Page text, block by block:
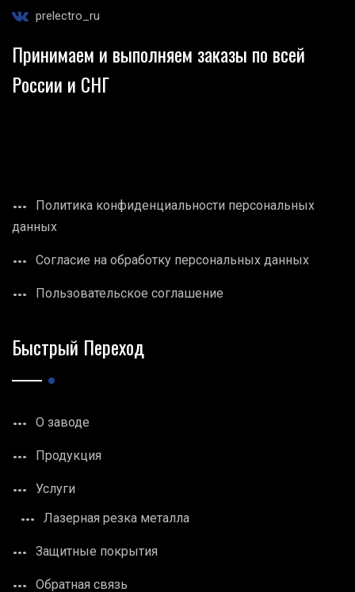
prelectro_ru
Принимаем и выполняем заказы по всей
России и СНГ
Политика конфиденциальности персональных
данных
Согласие на обработку персональных данных
Пользовательское соглашение
Быстрый Переход
О заводе
Продукция
Услуги
Лазерная резка металла
Защитные покрытия
Обратная связь